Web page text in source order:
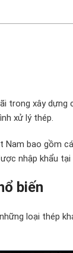
trong xây dựng
xử lý thép.
bao gồm
nhập khẩu tại
biến
loại thép